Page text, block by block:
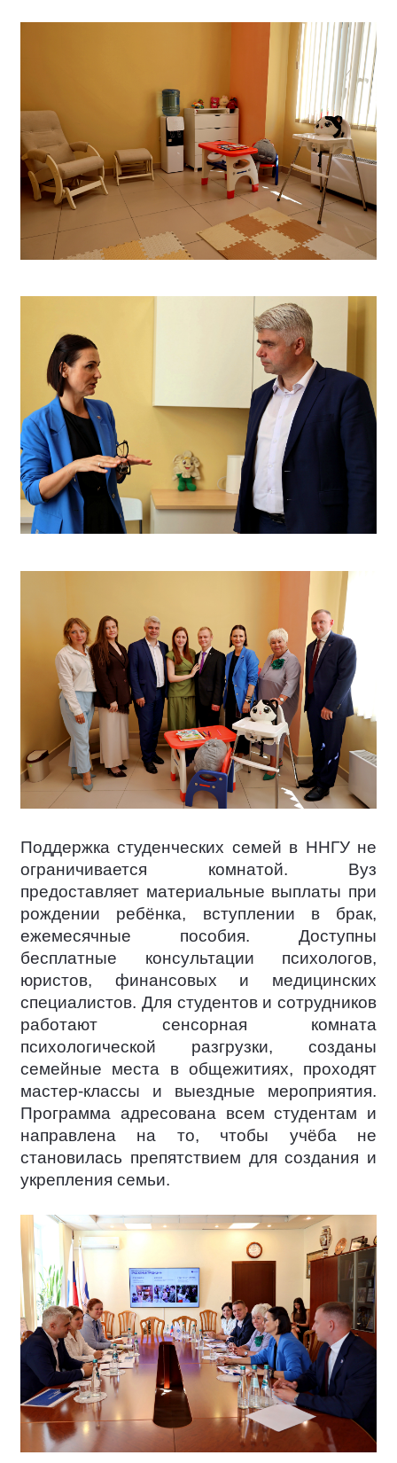
Поддержка студенческих семей в ННГУ не
ограничивается комнатой. Вуз
предоставляет материальные выплаты при
рождении ребёнка, вступлении в брак,
ежемесячные пособия. Доступны
бесплатные консультации психологов,
юристов, финансовых и медицинских
специалистов. Для студентов и сотрудников
работают сенсорная комната
психологической разгрузки, созданы
семейные места в общежитиях, проходят
мастер-классы и выездные мероприятия.
Программа адресована всем студентам и
направлена на то, чтобы учёба не
становилась препятствием для создания и
укрепления семьи.